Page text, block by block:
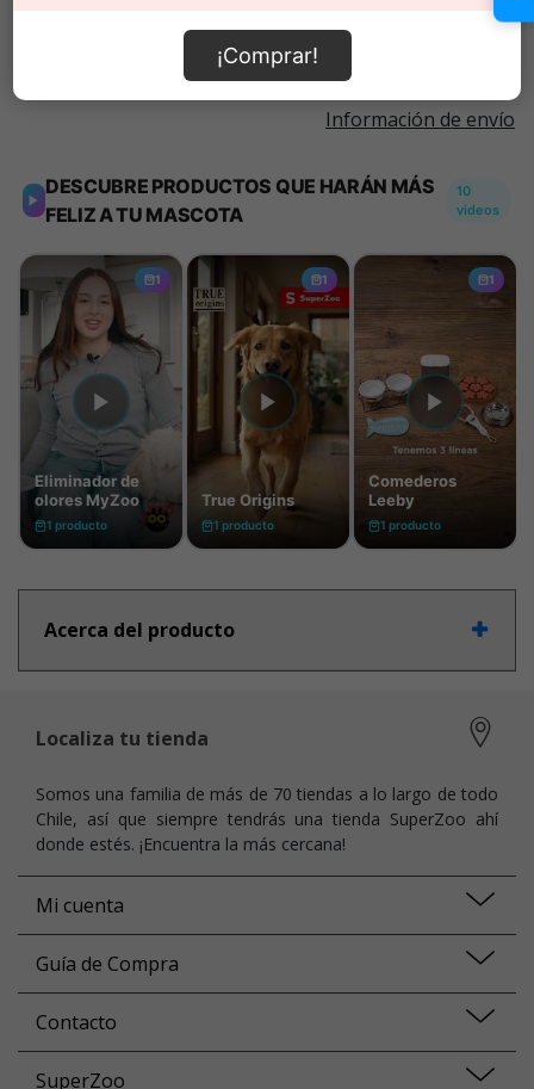
Información de envío
Acerca del producto
¡Comprar!
Localiza tu tienda
Somos una familia de más de 70 tiendas a lo largo de todo
Chile, así que siempre tendrás una tienda SuperZoo ahí
donde estés. ¡Encuentra la más cercana!
Mi cuenta
Guía de Compra
Contacto
SuperZoo